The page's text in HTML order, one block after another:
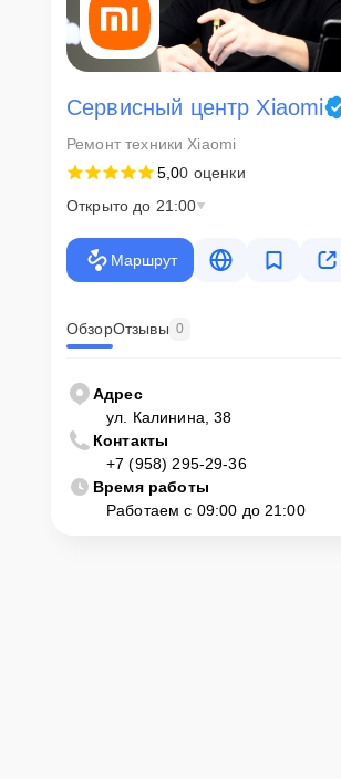
Сервисный центр Xiaomi
Ремонт техники Xiaomi
5,00 оценки
Открыто до 21:00
Маршрут
ОбзорОтзывы 0
Адрес
ул. Калинина, 38
Контакты
+7 (958) 295-29-36
Время работы
Работаем с 09:00 до 21:00